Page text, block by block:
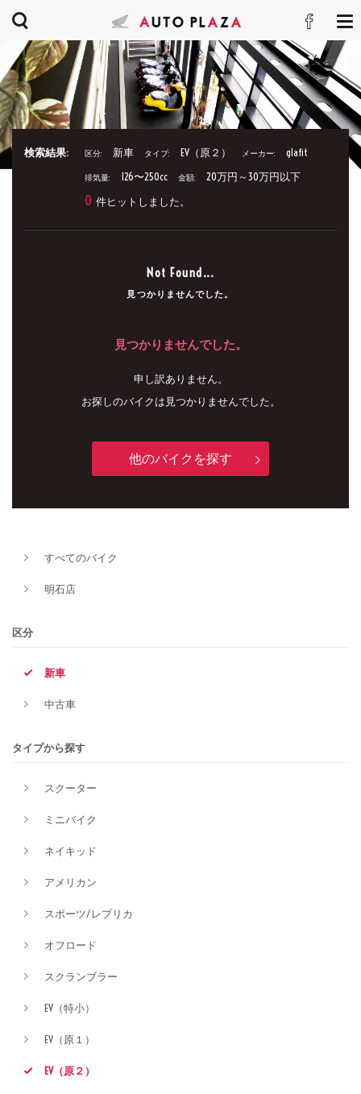
検索結果: 区分: 新車 タイプ: EV（原２） メーカー: glafit
排気量: 126〜250cc 金額: 20万円～30万円以下
0 件ヒットしました。
Not Found...
見つかりませんでした。
見つかりませんでした。
申し訳ありません。
お探しのバイクは見つかりませんでした。
他のバイクを探す
すべてのバイク
明石店
区分
新車
中古車
タイプから探す
スクーター
ミニバイク
ネイキッド
アメリカン
スポーツ/レプリカ
オフロード
スクランブラー
EV（特小）
EV（原１）
EV（原２）
新車
タイプ
価格